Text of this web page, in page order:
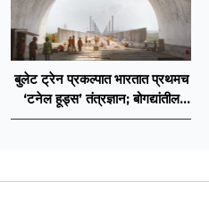
बुलेट ट्रेन प्रकल्पात भारतात प्रथमच
‘टनेल हूड्स’ तंत्रज्ञान; बोगद्यांतील
दाबलहरी आणि आवाजावर